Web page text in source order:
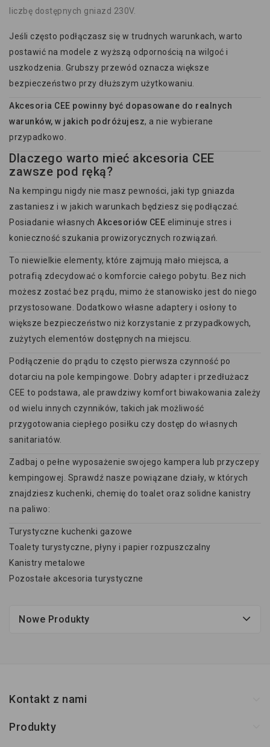
liczbę dostępnych gniazd 230V.
Jeśli często podłączasz się w trudnych warunkach, warto
postawić na modele z wyższą odpornością na wilgoć i
uszkodzenia. Grubszy przewód oznacza większe
bezpieczeństwo przy dłuższym użytkowaniu.
Akcesoria CEE powinny być dopasowane do realnych
warunków, w jakich podróżujesz, a nie wybierane
przypadkowo.
Dlaczego warto mieć akcesoria CEE
zawsze pod ręką?
Na kempingu nigdy nie masz pewności, jaki typ gniazda
zastaniesz i w jakich warunkach będziesz się podłączać.
Posiadanie własnych Akcesoriów CEE eliminuje stres i
konieczność szukania prowizorycznych rozwiązań.
To niewielkie elementy, które zajmują mało miejsca, a
potrafią zdecydować o komforcie całego pobytu. Bez nich
możesz zostać bez prądu, mimo że stanowisko jest do niego
przystosowane. Dodatkowo własne adaptery i osłony to
większe bezpieczeństwo niż korzystanie z przypadkowych,
zużytych elementów dostępnych na miejscu.
Podłączenie do prądu to często pierwsza czynność po
dotarciu na pole kempingowe. Dobry adapter i przedłużacz
CEE to podstawa, ale prawdziwy komfort biwakowania zależy
od wielu innych czynników, takich jak możliwość
przygotowania ciepłego posiłku czy dostęp do własnych
sanitariatów.
Zadbaj o pełne wyposażenie swojego kampera lub przyczepy
kempingowej. Sprawdź nasze powiązane działy, w których
znajdziesz kuchenki, chemię do toalet oraz solidne kanistry
na paliwo:
Turystyczne kuchenki gazowe
Toalety turystyczne, płyny i papier rozpuszczalny
Kanistry metalowe
Pozostałe akcesoria turystyczne
Nowe Produkty
Kontakt z nami
Produkty